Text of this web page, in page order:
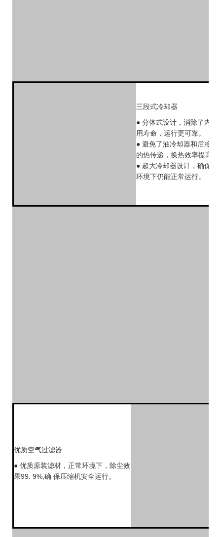
三段式冷却器
● 分体式设计，消除了内应
用寿命，运行更可靠。
● 避免了油冷却器和后冷却
的热传递，换热效率提高。
● 超大冷却器设计，确保压
环境下仍能正常运行。
优质空气过滤器
● 优质原装滤材，正常环境下，除尘效
果99. 9%,确 保压缩机安全运行。